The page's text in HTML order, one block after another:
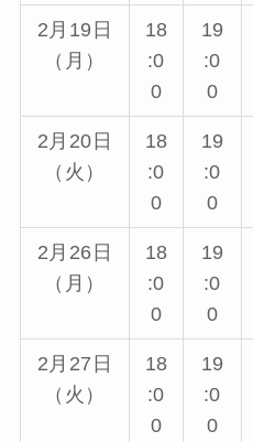
2月19日
（月）
18
:0
0
19
:0
0
2月20日
（火）
18
:0
0
19
:0
0
2月26日
（月）
18
:0
0
19
:0
0
2月27日
（火）
18
:0
0
19
:0
0